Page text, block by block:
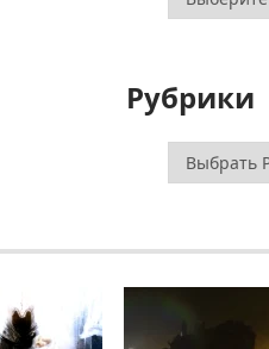
Рубрики
Рубрики